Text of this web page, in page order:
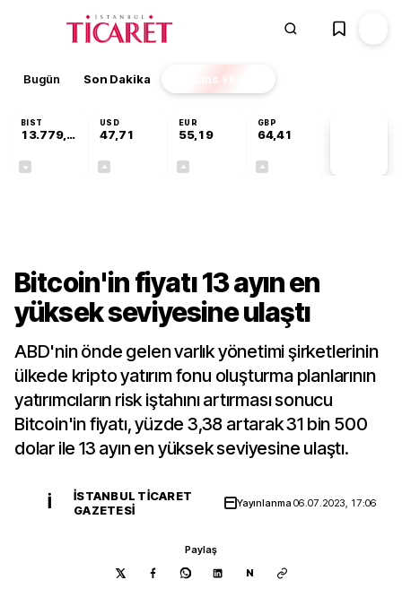
Bugün Son Dakika Finans EKSTRA
BIST
13.779,39
USD
47,71
EUR
55,19
GBP
64,41
Bitcoin'in fiyatı 13 ayın en
yüksek seviyesine ulaştı
ABD'nin önde gelen varlık yönetimi şirketlerinin
ülkede kripto yatırım fonu oluşturma planlarının
yatırımcıların risk iştahını artırması sonucu
Bitcoin'in fiyatı, yüzde 3,38 artarak 31 bin 500
dolar ile 13 ayın en yüksek seviyesine ulaştı.
İ
İSTANBUL TICARET
GAZETESI
Yayınlanma06.07.2023, 17:06
Paylaş
N